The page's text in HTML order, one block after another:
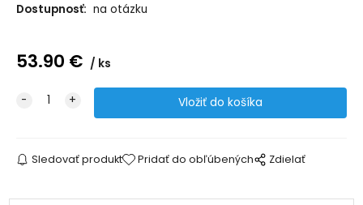
Dostupnosť: na otázku
53.90 € ks
Sledovať produkt Pridať do obľúbených Zdielať